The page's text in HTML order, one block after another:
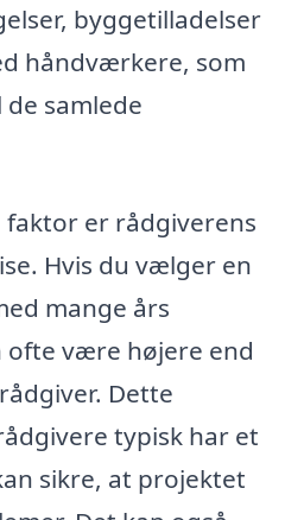
byggetilladelser
håndværkere, som
samlede
er rådgiverens
Hvis du vælger en
mange års
ofte være højere end
Dette
typisk har et
sikre, at projektet